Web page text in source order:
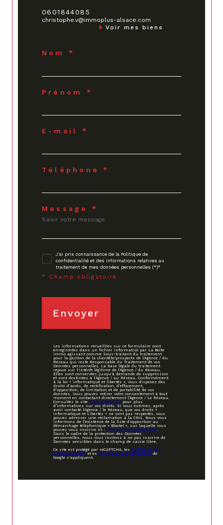
0601844085
christophe.v@immoplus-alsace.com
Voir mes biens
Nom *
Prénom *
E-mail *
Téléphone *
Message *
J'ai pris connaissance de la Politique de
confidentialité et des informations relatives au
traitement de mes données personnelles (*)*
* Champ obligatoire
Envoyer
Les informations recueillies sur ce formulaire sont
enregistrées dans un fichier informatisé par La Boite
Immo agissant comme Sous-traitant du traitement
pour la gestion de la clientèle/prospects de l'Agence / du
Réseau qui reste Responsable du Traitement de vos
Données personnelles. La base légale du traitement
repose sur l'intérêt légitime de l'Agence / du Réseau.
Elles sont conservées jusqu'à demande de suppression
et sont destinées à l'Agence / au Réseau. Conformément
à la loi « informatique et libertés », vous disposez des
droits d’accès, de rectification, d’effacement,
d’opposition, de limitation et de portabilité de vos
données. Vous pouvez retirer votre consentement à tout
moment en contactant directement l’Agence / Le Réseau.
Consultez le site https://cnil.fr/fr pour plus
d’informations sur vos droits. Si vous estimez, après
avoir contacté l'Agence / le Réseau, que vos droits «
Informatique et Libertés » ne sont pas respectés, vous
pouvez adresser une réclamation à la CNIL. Nous vous
informons de l’existence de la liste d'opposition au
démarchage téléphonique « Bloctel », sur laquelle vous
pouvez vous inscrire ici : https://www.bloctel.gouv.fr.
Dans le cadre de la protection des Données
personnelles, nous vous invitons à ne pas inscrire de
Données sensibles dans le champ de saisie libre.
Ce site est protégé par reCAPTCHA, lesPolitiques de
Confidentialité et esConditions d'utilisation de
Google s'appliquent.